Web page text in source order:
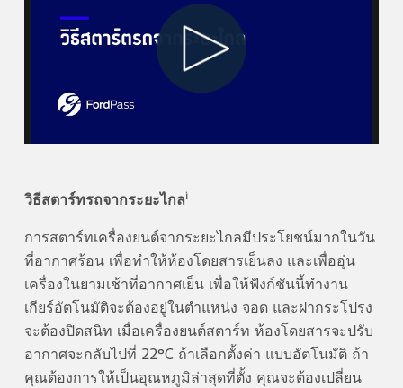
Play
วิธีสตาร์ทรถจากระยะไกล i
การสตาร์ทเครื่องยนต์จากระยะไกลมีประโยชน์มากในวัน
ที่อากาศร้อน เพื่อทำให้ห้องโดยสารเย็นลง และเพื่ออุ่น
เครื่องในยามเช้าที่อากาศเย็น เพื่อให้ฟังก์ชันนี้ทำงาน
เกียร์อัตโนมัติจะต้องอยู่ในตำแหน่ง จอด และฝากระโปรง
จะต้องปิดสนิท เมื่อเครื่องยนต์สตาร์ท ห้องโดยสารจะปรับ
อากาศจะกลับไปที่ 22°C ถ้าเลือกตั้งค่า แบบอัตโนมัติ ถ้า
คุณต้องการให้เป็นอุณหภูมิล่าสุดที่ตั้ง คุณจะต้องเปลี่ยน